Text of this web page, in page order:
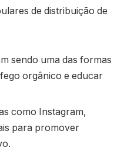
de distribuição de
sendo uma das formas
orgânico e educar
como Instagram,
para promover